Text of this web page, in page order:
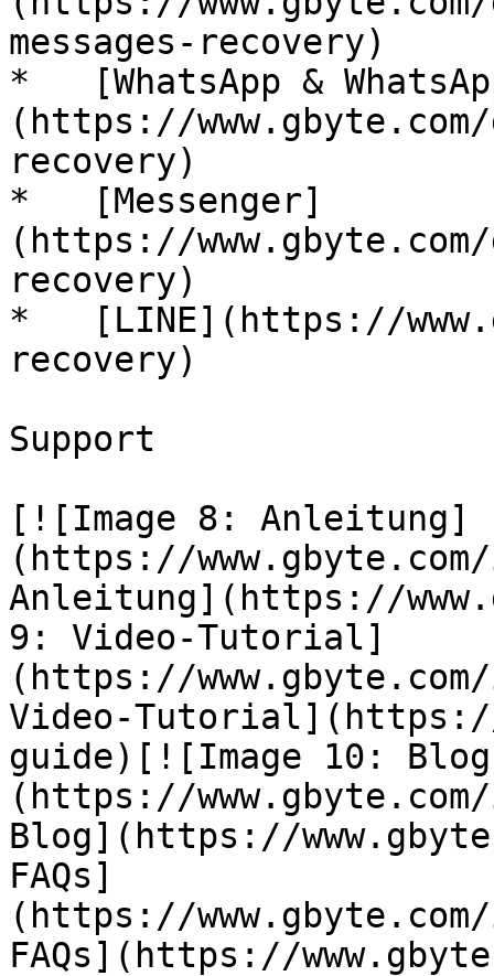
messages-recovery)
*   [WhatsApp &
(https://
recovery)
*   [Messenger]
(https://
recovery)
*   [LINE](https://
recovery)
Support
[![Image 8: Anleitung]
(https://
Anleitung](https://
9: Video-Tutorial]
(https://
Video-Tutorial](https://
guide)[![Image 10:
(https://
Blog](https://
FAQs]
(https://
FAQs](https://